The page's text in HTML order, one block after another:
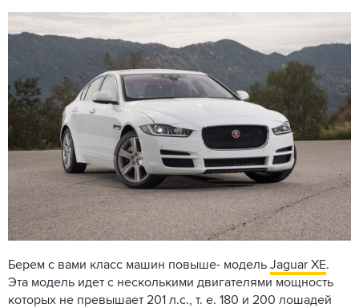
Берем с вами класс машин повыше- модель Jaguar XE.
Эта модель идет с несколькими двигателями мощность
которых не превышает 201 л.с., т. е. 180 и 200 лошадей